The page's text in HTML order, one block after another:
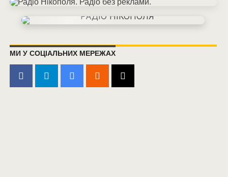
МИ У СОЦІАЛЬНИХ МЕРЕЖАХ